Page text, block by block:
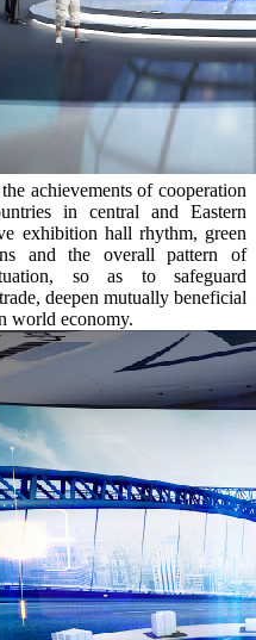
achievements of cooperation
in central and Eastern
exhibition hall rhythm, green
and the overall pattern of
so as to safeguard
deepen mutually beneficial
world economy.